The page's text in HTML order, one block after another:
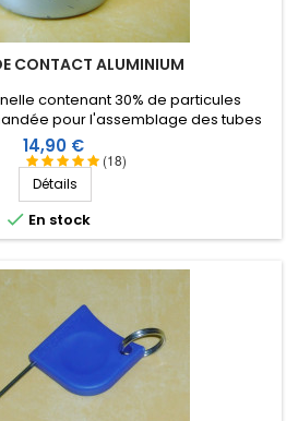
CONTACT ALUMINIUM
(18)
contenant 30% de particules
pour l'assemblage des tubes
(ou alliages) en évitant le grippage,
et la formation d'alumine.
Prix
14,90 €
Détails
 En stock